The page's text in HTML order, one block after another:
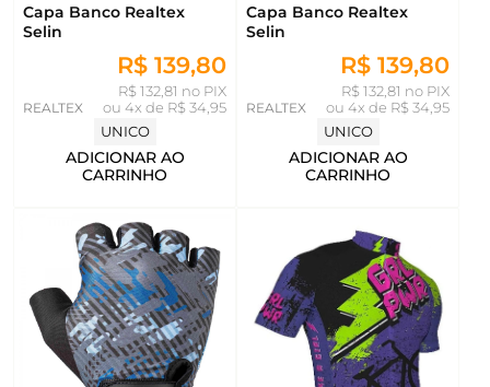
Capa Banco Realtex
Selin
R$ 139,80
R$ 132,81 no PIX
ou 4x de R$ 34,95
REALTEX
UNICO
ADICIONAR AO
CARRINHO
Capa Banco Realtex
Selin
R$ 139,80
R$ 132,81 no PIX
ou 4x de R$ 34,95
REALTEX
UNICO
ADICIONAR AO
CARRINHO